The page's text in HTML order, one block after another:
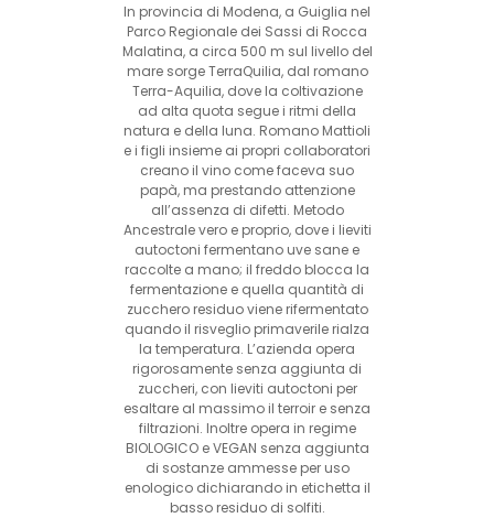
In provincia di Modena, a Guiglia nel
Parco Regionale dei Sassi di Rocca
Malatina, a circa 500 m sul livello del
mare sorge TerraQuilia, dal romano
Terra-Aquilia, dove la coltivazione
ad alta quota segue i ritmi della
natura e della luna. Romano Mattioli
e i figli insieme ai propri collaboratori
creano il vino come faceva suo
papà, ma prestando attenzione
all’assenza di difetti. Metodo
Ancestrale vero e proprio, dove i lieviti
autoctoni fermentano uve sane e
raccolte a mano; il freddo blocca la
fermentazione e quella quantità di
zucchero residuo viene rifermentato
quando il risveglio primaverile rialza
la temperatura. L’azienda opera
rigorosamente senza aggiunta di
zuccheri, con lieviti autoctoni per
esaltare al massimo il terroir e senza
filtrazioni. Inoltre opera in regime
BIOLOGICO e VEGAN senza aggiunta
di sostanze ammesse per uso
enologico dichiarando in etichetta il
basso residuo di solfiti.